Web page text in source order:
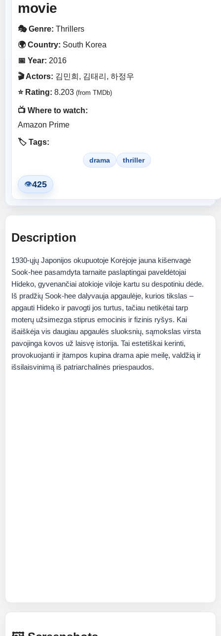
movie
🎭 Genre: Thrillers
🌍 Country: South Korea
📅 Year: 2016
🎬 Actors: 김민희, 김태리, 하정우
⭐ Rating: 8.203 (from TMDb)
📺 Where to watch:
Amazon Prime
🏷️ Tags:
drama thriller
👁425
Description
1930‑ųjų Japonijos okupuotoje Korėjoje jauna kišenvagė
Sook-hee pasamdyta tarnaite paslaptingai paveldėtojai
Hideko, gyvenančiai atokioje viloje kartu su despotiniu dėde.
Iš pradžių Sook-hee dalyvauja apgaulėje, kurios tikslas –
apgauti Hideko ir pavogti jos turtus, tačiau netikėtai tarp
moterų užsimezga stiprus emocinis ir fizinis ryšys. Kai
išaiškėja vis daugiau apgaulės sluoksnių, sąmokslas virsta
pavojinga kovos už laisvę istorija. Tai estetiškai kerinti,
provokuojanti ir įtampos kupina drama apie meilę, valdžią ir
išsilaisvinimą iš patriarchalinės priespaudos.